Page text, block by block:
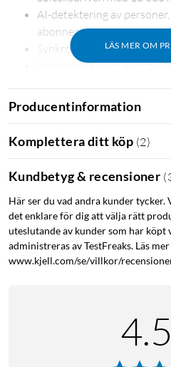
LÄS MER OM
AI-detektering av
abonnemang.
Synkroniserad smart
Nattseende i färg eller
Två linser, en komplett bild
Det fasta vidvinkelobjektivet
pan/tilt-funktion med 360°
registreringsskyltar tydligt. De
områden samtidigt.
Smart spårning och fokus
den breda vyn i appen för att
centrera pan/tilt-kameran på den
Producentinformation
Komplettera ditt köp (2)
Kundbetyg & recensioner (
Här ser du vad andra kunder
det enklare för dig att välja rätt
uteslutande av kunder som har köpt
administreras av TestFreaks. Läs
www.kjell.com/se/villkor/
4.5